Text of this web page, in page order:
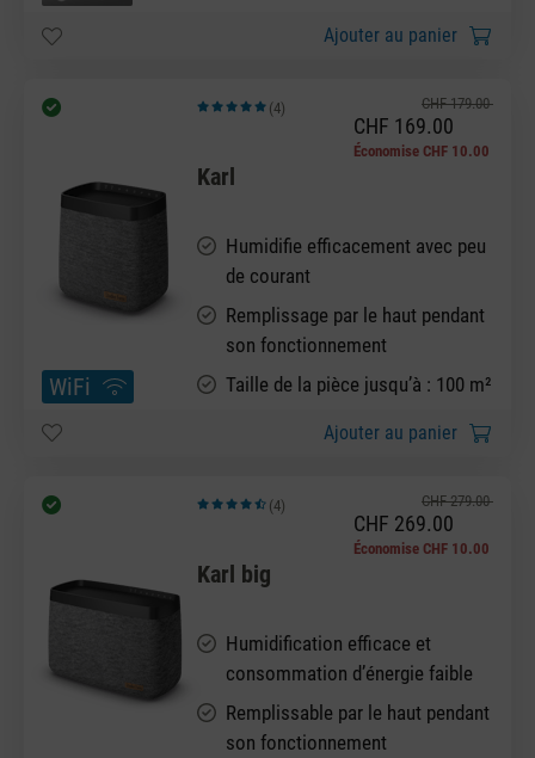
Ajouter au panier
WiFi
Note moyenne de 5 sur 5 étoiles
(4) CHF 179.00
CHF 169.00
Économise CHF 10.00
Karl
Humidifie efficacement avec peu
de courant
Remplissage par le haut pendant
son fonctionnement
Taille de la pièce jusqu’à : 100 m²
Ajouter au panier
Note moyenne de 4.75 sur 5 étoiles
(4) CHF 279.00
CHF 269.00
Économise CHF 10.00
Karl big
Humidification efficace et
consommation d’énergie faible
Remplissable par le haut pendant
son fonctionnement